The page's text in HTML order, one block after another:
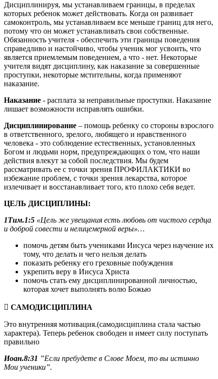
Дисциплинируя, мы устанавливаем границы, в пределах
которых ребенок может действовать. Когда он развивает
самоконтроль, мы устанавливаем все меньше границ для него,
потому что он может устанавливать свои собственные.
Обязанность учителя - обеспечить эти границы поведения
справедливо и настойчиво, чтобы ученик мог усвоить, что
является приемлемым поведением, а что - нет. Некоторые
учителя видят дисциплину, как наказание за совершенные
проступки, некоторые мстительны, когда применяют
наказание.
Наказание - расплата за неправильные проступки. Наказание
лишает возможности исправлять ошибки.
Дисциплинирование – помощь ребенку со стороны взрослого
в ответственного, зрелого, любящего и нравственного
человека - это соблюдение естественных, установленных
Богом и людьми норм, предупреждающих о том, что наши
действия влекут за собой последствия. Мы будем
рассматривать ее с точки зрения ПРОФИЛАКТИКИ во
избежание проблем, с точки зрения лекарства, которое
излечивает и восстанавливает того, кто плохо себя ведет.
ЦЕЛЬ ДИСЦИПЛИНЫ:
1Тим.1:5 «Цель же увещания есть любовь от чистого сердца
и доброй совести и нелицемерной веры»…
помочь детям быть учениками Иисуса через научение их
тому, что делать и чего нельзя делать
показать ребенку его греховные побуждения
укрепить веру в Иисуса Христа
помочь стать ему дисциплинированной личностью,
которая хочет выполнять волю Божью
 САМОДИСЦИПЛИНА
Это внутренняя мотивация.(самодисциплина стала частью
характера). Теперь ребенок свободен и имеет силу поступать
правильно
Иоан.8:31 ”Если пребудете в Слове Моем, то вы истинно
Мои ученики”.